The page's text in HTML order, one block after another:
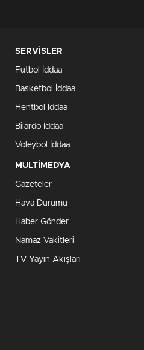
SERVİSLER
Futbol İddaa
Basketbol İddaa
Hentbol İddaa
Bilardo İddaa
Voleybol İddaa
MULTİMEDYA
Gazeteler
Hava Durumu
Haber Gönder
Namaz Vakitleri
TV Yayın Akışları